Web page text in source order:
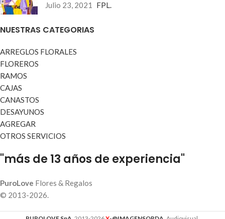
Julio 23, 2021 FPL.
NUESTRAS CATEGORIAS
ARREGLOS FLORALES
FLOREROS
RAMOS
CAJAS
CANASTOS
DESAYUNOS
AGREGAR
OTROS SERVICIOS
"más de 13 años de experiencia"
PuroLove Flores & Regalos
© 2013-2026.